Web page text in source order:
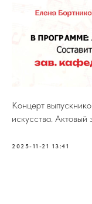
Концерт
искусства. Актовый
2025-11-21 13:41